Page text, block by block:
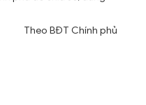
Theo BĐT Chính phủ